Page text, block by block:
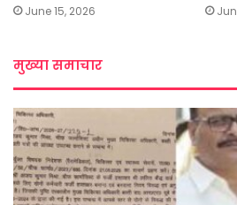
June 15, 2026
मुख्या समाचार